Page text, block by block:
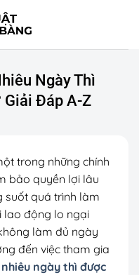
Ngày Thì
Đáp A-Z
trong những chính
bảo quyền lợi lâu
suốt quá trình làm
lao động lo ngại
làm đủ ngày
đến việc tham gia
ngày thì được